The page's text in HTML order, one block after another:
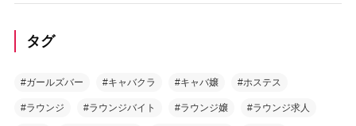
タグ
#ガールズバー #キャバクラ #キャバ嬢 #ホステス
#ラウンジ #ラウンジバイト #ラウンジ嬢 #ラウンジ求人